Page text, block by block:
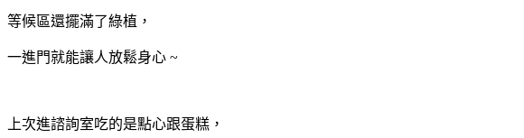
等候區還擺滿了綠植，
一進門就能讓人放鬆身心 ~
上次進諮詢室吃的是點心跟蛋糕，